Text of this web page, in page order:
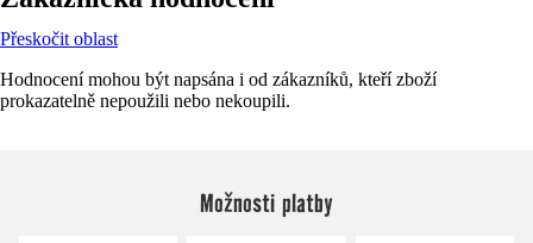
Přeskočit oblast
Hodnocení mohou být napsána i od zákazníků, kteří zboží
prokazatelně nepoužili nebo nekoupili.
Možnosti platby